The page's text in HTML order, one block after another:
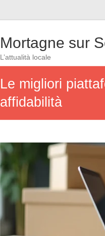
Mortagne sur
L’attualità locale
Le migliori
affidabilità